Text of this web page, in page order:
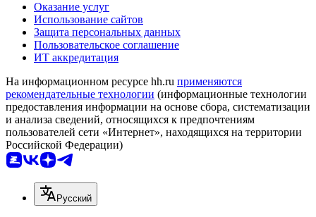
Оказание услуг
Использование сайтов
Защита персональных данных
Пользовательское соглашение
ИТ аккредитация
На информационном ресурсе hh.ru применяются
рекомендательные технологии (информационные технологии
предоставления информации на основе сбора, систематизации
и анализа сведений, относящихся к предпочтениям
пользователей сети «Интернет», находящихся на территории
Российской Федерации)
Русский